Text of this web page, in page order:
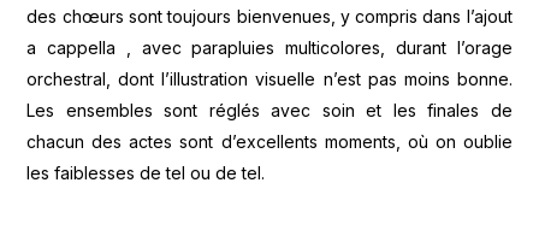
des chœurs sont toujours bienvenues, y compris dans l’ajout
a cappella , avec parapluies multicolores, durant l’orage
orchestral, dont l’illustration visuelle n’est pas moins bonne.
Les ensembles sont réglés avec soin et les finales de
chacun des actes sont d’excellents moments, où on oublie
les faiblesses de tel ou de tel.